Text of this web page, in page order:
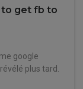
to get fb to
google
plus tard.